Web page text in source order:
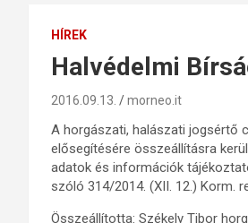
HÍREK
Halvédelmi
2016.09.13. morneo.it
A horgászati, halászati jogsértő
elősegítésére összeállításra
adatok és információk
szóló 314/2014. (XII. 12.) Korm.
Összeállította: Székely Tibor